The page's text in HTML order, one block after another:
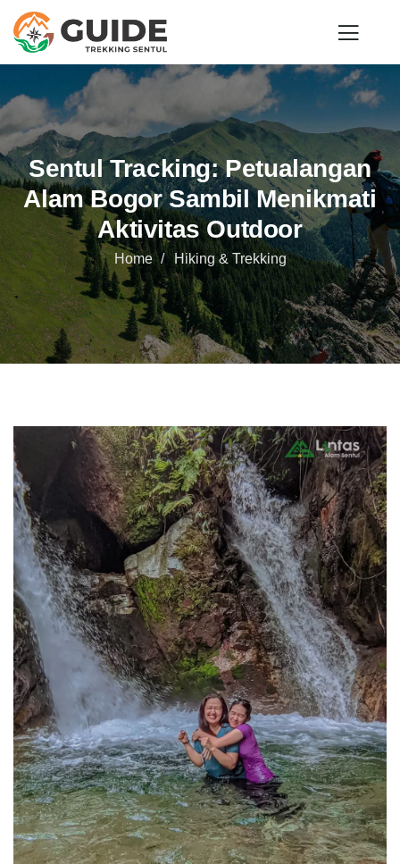
Sentul Tracking: Petualangan
Alam Bogor Sambil Menikmati
Aktivitas Outdoor
Home Hiking & Trekking